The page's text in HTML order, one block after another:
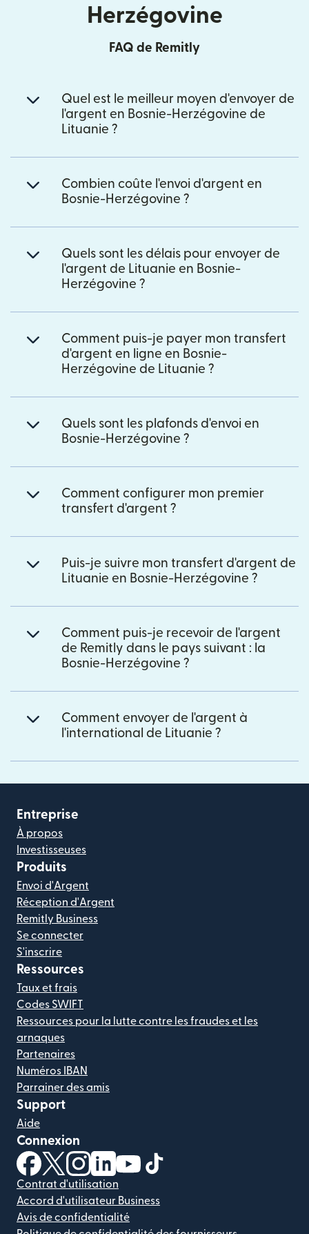
Herzégovine
FAQ de Remitly
Quel est le meilleur moyen d'envoyer de
l'argent en Bosnie-Herzégovine de
Lituanie ?
Combien coûte l'envoi d'argent en
Bosnie-Herzégovine ?
Quels sont les délais pour envoyer de
l'argent de Lituanie en Bosnie-
Herzégovine ?
Comment puis-je payer mon transfert
d'argent en ligne en Bosnie-
Herzégovine de Lituanie ?
Quels sont les plafonds d'envoi en
Bosnie-Herzégovine ?
Comment configurer mon premier
transfert d'argent ?
Puis-je suivre mon transfert d'argent de
Lituanie en Bosnie-Herzégovine ?
Comment puis-je recevoir de l'argent
de Remitly dans le pays suivant : la
Bosnie-Herzégovine ?
Comment envoyer de l'argent à
l'international de Lituanie ?
Entreprise
À propos
Investisseuses
Produits
Envoi d'Argent
Réception d'Argent
Remitly Business
Se connecter
S'inscrire
Ressources
Taux et frais
Codes SWIFT
Ressources pour la lutte contre les fraudes et les
arnaques
Partenaires
Numéros IBAN
Parrainer des amis
Support
Aide
Connexion
(s'ouvre dans une nouvelle fenêtre)
(s'ouvre dans une nouvelle fenêtre)
(s'ouvre dans une nouvelle fenêtre)
(s'ouvre dans une nouvelle fenêtre)
(s'ouvre dans une nouvelle
Contrat d'utilisation
Accord d'utilisateur Business
Avis de confidentialité